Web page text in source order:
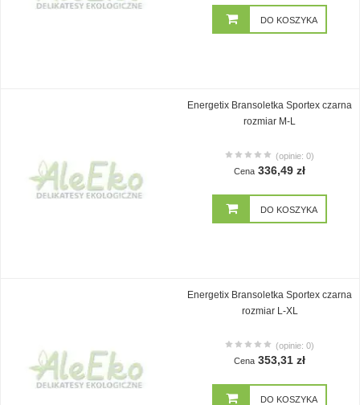
DO KOSZYKA
Energetix Bransoletka Sportex czarna
rozmiar M-L
(opinie: 0)
Cena 336,49 zł
DO KOSZYKA
Energetix Bransoletka Sportex czarna
rozmiar L-XL
(opinie: 0)
Cena 353,31 zł
DO KOSZYKA